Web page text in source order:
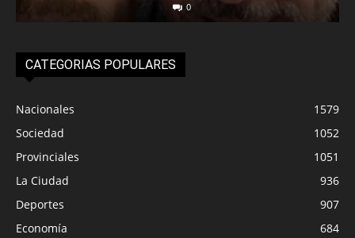
0
CATEGORIAS POPULARES
Nacionales
1579
Sociedad
1052
Provinciales
1051
La Ciudad
936
Deportes
907
Economía
684